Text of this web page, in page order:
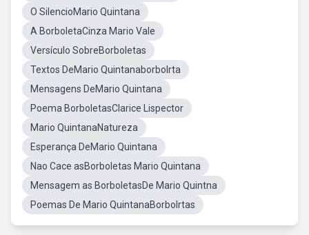
O SilencioMario Quintana
A BorboletaCinza Mario Vale
Versículo SobreBorboletas
Textos DeMario Quintanaborbolrta
Mensagens DeMario Quintana
Poema BorboletasClarice Lispector
Mario QuintanaNatureza
Esperança DeMario Quintana
Nao Cace asBorboletas Mario Quintana
Mensagem as BorboletasDe Mario Quintna
Poemas De Mario QuintanaBorbolrtas